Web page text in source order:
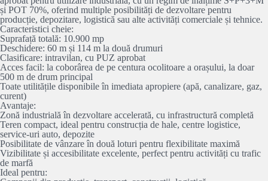
și POT 70%, oferind multiple posibilități de dezvoltare pentru
producție, depozitare, logistică sau alte activități comerciale și tehnice.
Caracteristici cheie:
Suprafață totală: 10.900 mp
Deschidere: 60 m și 114 m la două drumuri
Clasificare: intravilan, cu PUZ aprobat
Acces facil: la coborârea de pe centura ocolitoare a orașului, la doar
500 m de drum principal
Toate utilitățile disponibile în imediata apropiere (apă, canalizare, gaz,
curent)
Avantaje:
Zonă industrială în dezvoltare accelerată, cu infrastructură completă
Teren compact, ideal pentru construcția de hale, centre logistice,
service-uri auto, depozite
Posibilitate de vânzare în două loturi pentru flexibilitate maximă
Vizibilitate și accesibilitate excelente, perfect pentru activități cu trafic
de marfă
Ideal pentru: